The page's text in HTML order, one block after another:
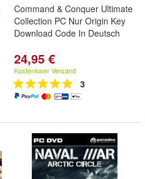
Command & Conquer Ultimate
Collection PC Nur Origin Key
Download Code In Deutsch
24,95 €
Kostenloser Versand
3